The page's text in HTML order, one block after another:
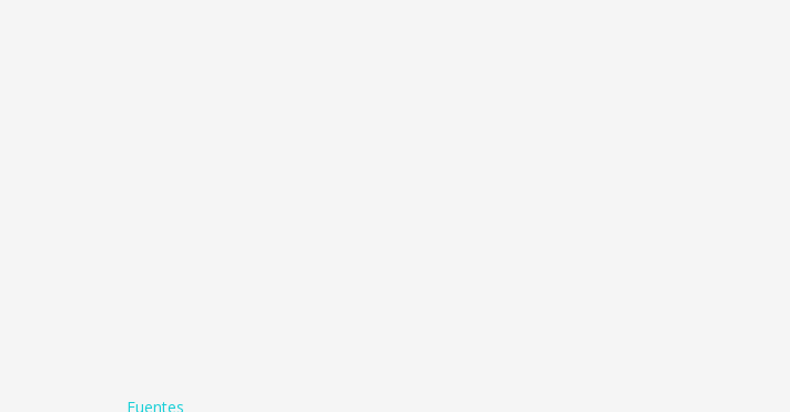
Fuentes